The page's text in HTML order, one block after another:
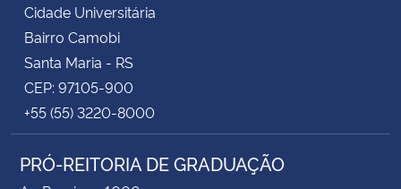
Cidade Universitária
Bairro Camobi
Santa Maria - RS
CEP: 97105-900
+55 (55) 3220-8000
PRÓ-REITORIA DE GRADUAÇÃO